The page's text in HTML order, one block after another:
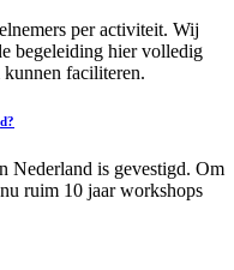
per activiteit. Wij
begeleiding hier volledig
faciliteren.
Nederland is gevestigd. Om
ruim 10 jaar workshops